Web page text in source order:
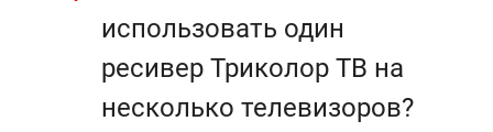
использовать один
ресивер Триколор ТВ на
несколько телевизоров?